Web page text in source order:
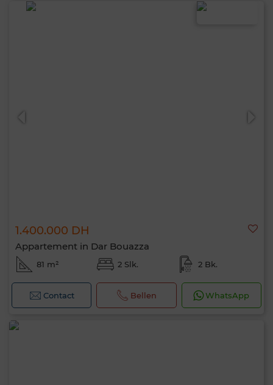
1.400.000 DH
Appartement in Dar Bouazza
81 m² 2 Slk. 2 Bk.
Contact Bellen WhatsApp